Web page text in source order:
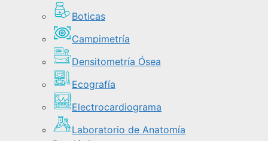
Boticas
Campimetría
Densitometría Ósea
Ecografía
Electrocardiograma
Laboratorio de Anatomía